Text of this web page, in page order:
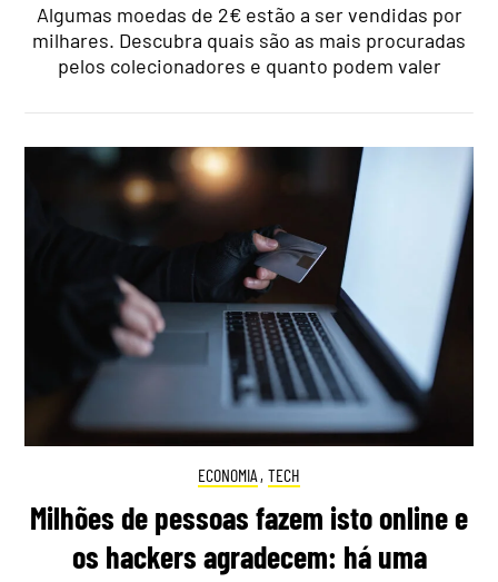
Algumas moedas de 2€ estão a ser vendidas por
milhares. Descubra quais são as mais procuradas
pelos colecionadores e quanto podem valer
ECONOMIA , TECH
Milhões de pessoas fazem isto online e
os hackers agradecem: há uma